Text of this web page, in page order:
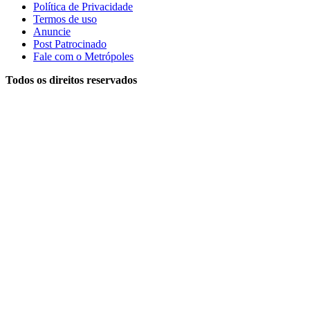
Política de Privacidade
Termos de uso
Anuncie
Post Patrocinado
Fale com o Metrópoles
Todos os direitos reservados